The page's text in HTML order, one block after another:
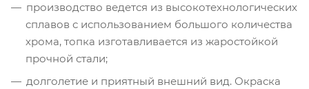
производство ведется из высокотехнологических
сплавов с использованием большого количества
хрома, топка изготавливается из жаростойкой
прочной стали;
долголетие и приятный внешний вид. Окраска